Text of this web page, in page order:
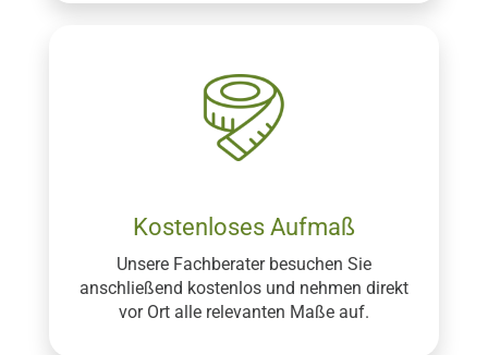
Kostenloses Aufmaß
Unsere Fachberater besuchen Sie
anschließend kostenlos und nehmen direkt
vor Ort alle relevanten Maße auf.